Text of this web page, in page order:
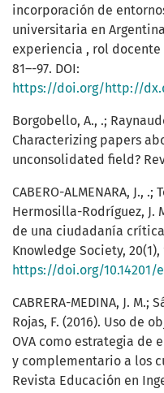
incorporación de
universitaria en
experiencia , rol docente
81–-97. DOI:
https://doi.org/http://
Borgobello, A., .;
Characterizing papers
unconsolidated field?
CABERO-ALMENARA, J.,
Hermosilla-Rodríguez, J.
de una ciudadanía
Knowledge Society, 20(1),
https://doi.org/10.14201/
CABRERA-MEDINA, J.
Rojas, F. (2016). Uso de
OVA como estrategia de
y complementario a los
Revista Educación en